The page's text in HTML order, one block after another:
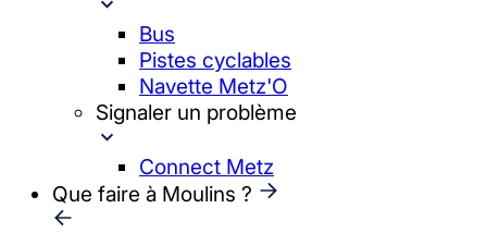
Bus
Pistes cyclables
Navette Metz'O
Signaler un problème
Connect Metz
Que faire à Moulins ?